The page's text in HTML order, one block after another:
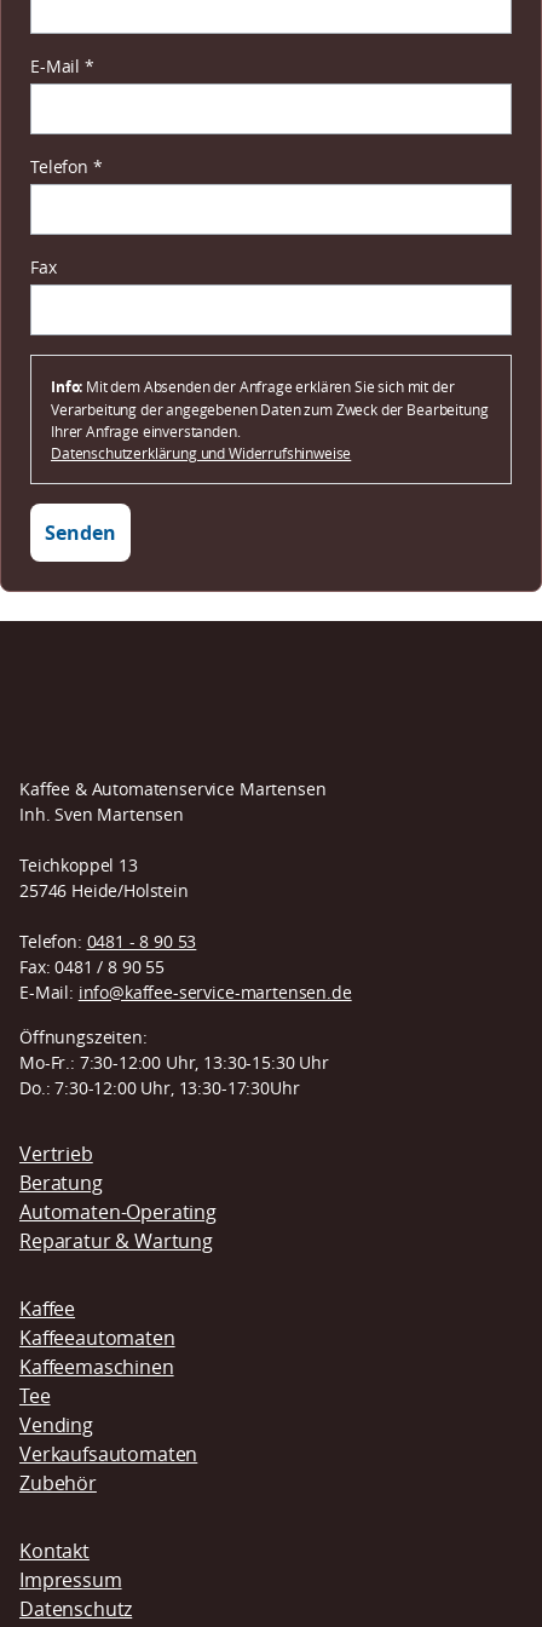
Pflichtfeld
E-Mail *
Pflichtfeld
Telefon *
Fax
Info: Mit dem Absenden der Anfrage erklären Sie sich mit der
Verarbeitung der angegebenen Daten zum Zweck der Bearbeitung
Ihrer Anfrage einverstanden.
Datenschutzerklärung und Widerrufshinweise
Senden
Kaffee & Automatenservice Martensen
Inh. Sven Martensen
Teichkoppel 13
25746 Heide/Holstein
Telefon: 0481 - 8 90 53
Fax: 0481 / 8 90 55
E-Mail: info@kaffee-service-martensen.de
Öffnungszeiten:
Mo-Fr.: 7:30-12:00 Uhr, 13:30-15:30 Uhr
Do.: 7:30-12:00 Uhr, 13:30-17:30Uhr
Navigation
überspringen
Vertrieb
Beratung
Automaten-Operating
Reparatur & Wartung
Kaffee
Kaffeeautomaten
Kaffeemaschinen
Tee
Vending
Verkaufsautomaten
Zubehör
Navigation
überspringen
Kontakt
Impressum
Datenschutz